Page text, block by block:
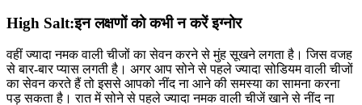
High Salt:इन लक्षणों को कभी न करें इग्नोर
वहीं ज्यादा नमक वाली चीजों का सेवन करने से मुंह सूखने लगता है। जिस वजह
से बार-बार प्यास लगती है। अगर आप सोने से पहले ज्यादा सोडियम वाली चीजों
का सेवन करते हैं तो इससे आपको नींद ना आने की समस्या का सामना करना
पड़ सकता है। रात में सोने से पहले ज्यादा नमक वाली चीजें खाने से नींद ना